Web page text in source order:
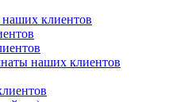
клиентов
наших клиентов